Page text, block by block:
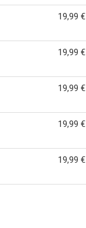
19,99 €
19,99 €
19,99 €
19,99 €
19,99 €